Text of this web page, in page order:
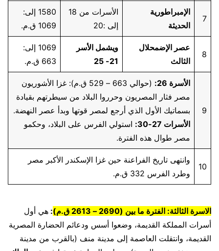
7
الإمبراطورية
الحديثة
الأسرات من 18
إلى :20
1580 إلى:
1069 ق.م.
8
عصر الإضمحلال
الثالث
ويشمل الأسر
21- 25
1069 إلى:
663 ق.م.
9
الأسرة 26:
(حوالي 663 – 529 ق.م): غزا الأشوريون
مصر فثار المصريون وحرروا البلاد من سيطرتهم بقيادة
بسماتيك الأول الذي أرجع لمصر قوتها وبدأ عصر النهضة.
الأسرات 27-30:
استولي الفرس على البلاد، وحكمو
مصر طوال هذه الفترة.
10
وانتهى تاريخ الفراعنة حين غزا الإسكندر الأكبر مصر
وطرد الفرس 332 ق.م.
الاسرة الثالثة: الفترة ما بين (2690 – 2613 ق.م) : هي أول
أسرات المملكة القديمة، وضعوا أسس ودعائم الحضارة المصرية
القديمة، وانتقلت العاصمة إلى مدينة منف (بالقرب من مدينة